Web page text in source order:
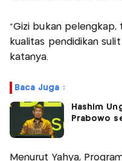
“Gizi bukan
kualitas pendidikan
katanya.
Baca Juga :
Hashim
Prabowo
Menurut Yahya,